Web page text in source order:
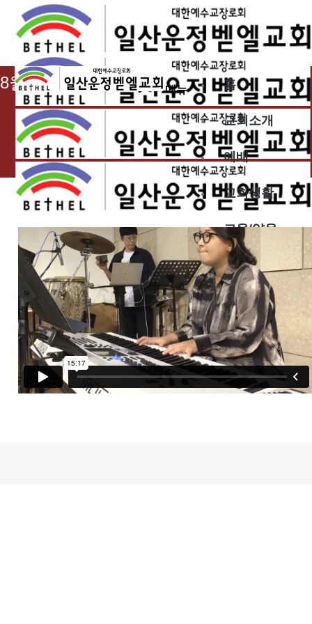
홈
교회소개
예배
교회생활
교육/양육
공동체
벧엘스토리
새가족등록
메뉴
2025.08.10
8월 둘째 주 찬양 – 운정